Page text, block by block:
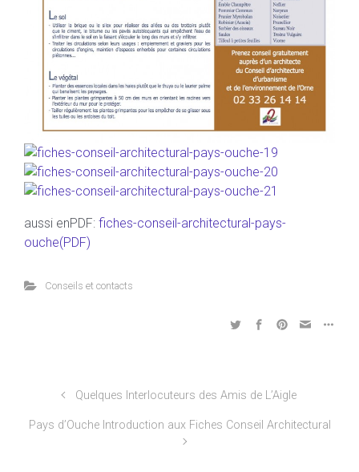
aussi enPDF: fiches-conseil-architectural-pays-
ouche(PDF)
Conseils et contacts
Quelques Interlocuteurs des Amis de L’Aigle
Pays d’Ouche Introduction aux Fiches Conseil Architectural